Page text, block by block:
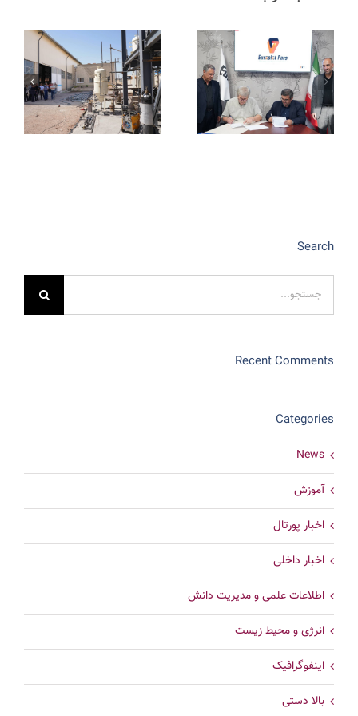
Search
برای:
Recent Comments
Categories
News
آموزش
اخبار پورتال
اخبار داخلی
اطلاعات علمی و مدیریت دانش
انرژی و محیط زیست
اینفوگرافیک
بالا دستی